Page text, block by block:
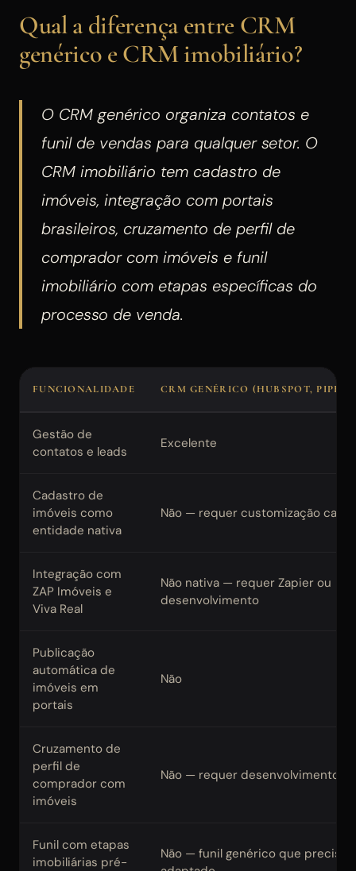
Qual a diferença entre CRM
genérico e CRM imobiliário?
O CRM genérico organiza contatos e
funil de vendas para qualquer setor. O
CRM imobiliário tem cadastro de
imóveis, integração com portais
brasileiros, cruzamento de perfil de
comprador com imóveis e funil
imobiliário com etapas específicas do
processo de venda.
FUNCIONALIDADE CRM GENÉRICO (HUBSPOT,
Gestão de
contatos e leads
Excelente
Cadastro de
imóveis como
entidade nativa
Não — requer customização cara
Integração com
ZAP Imóveis e
Viva Real
Não nativa — requer Zapier ou
desenvolvimento
Publicação
automática de
imóveis em
portais
Não
Cruzamento de
perfil de
comprador com
imóveis
Não — requer desenvolvimento
Funil com etapas
imobiliárias pré-
Não — funil genérico que precisa